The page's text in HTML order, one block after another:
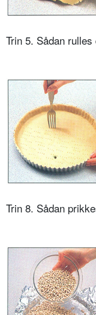
Trin 5. Sådan
Trin 8. Sådan